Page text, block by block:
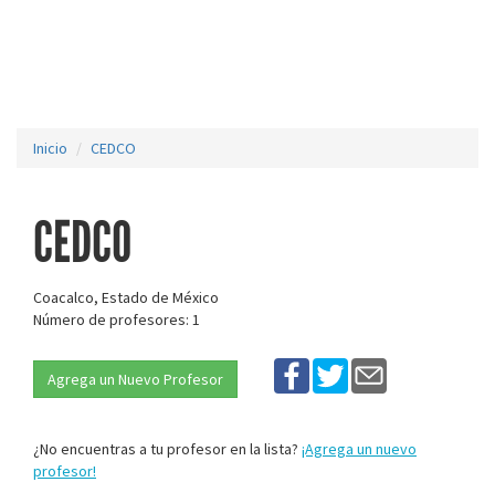
Inicio CEDCO
CEDCO
Coacalco, Estado de México
Número de profesores: 1
Agrega un Nuevo Profesor
¿No encuentras a tu profesor en la lista? ¡Agrega un nuevo
profesor!